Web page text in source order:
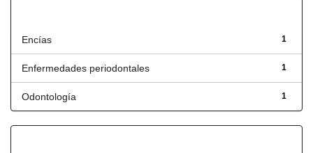
1
Encías
1
Enfermedades periodontales
1
Odontología